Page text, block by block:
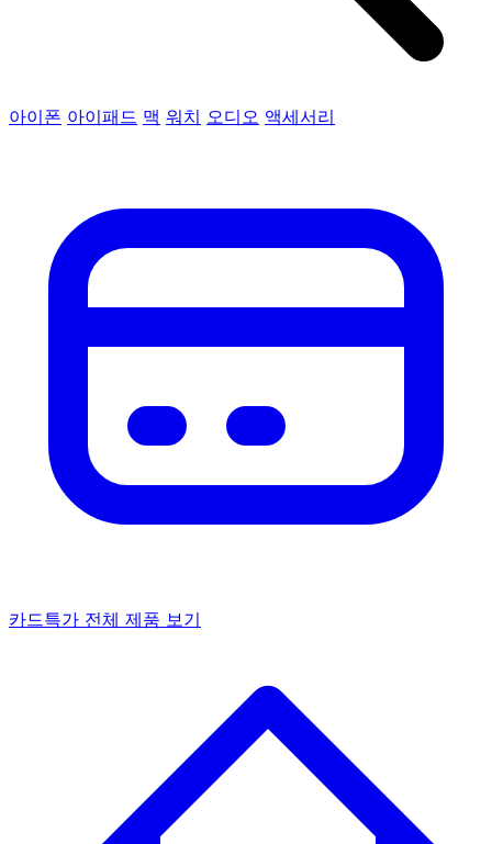
아이폰 아이패드 맥 워치 오디오 액세서리
카드특가 전체 제품 보기